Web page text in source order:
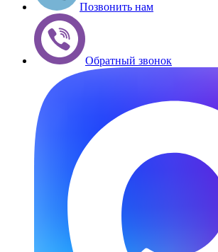
Позвонить нам
Обратный звонок